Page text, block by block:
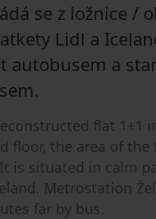
se z ložnice /
Lidl a
autobusem a
flat 1+1
floor, the area of the
is situated in calm
Metrostation
far by bus.